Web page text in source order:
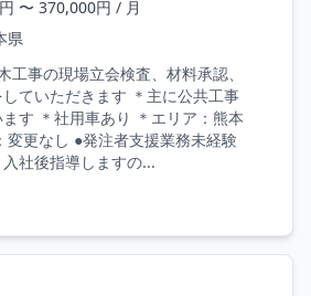
〜 370,000円 / 月
県
工事の現場立会検査、材料承認、
ていただきます ＊主に公共工事
す ＊社用車あり ＊エリア：熊本
変更なし ●発注者支援業務未経験
社後指導しますの...